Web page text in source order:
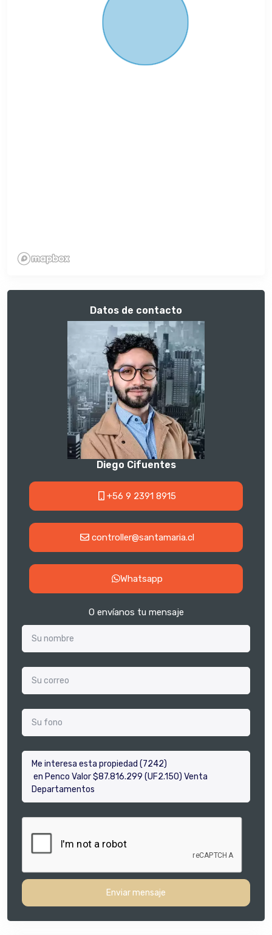
Datos de contacto
Diego Cifuentes
+56 9 2391 8915
controller@santamaria.cl
Whatsapp
O envíanos tu mensaje
Enviar mensaje